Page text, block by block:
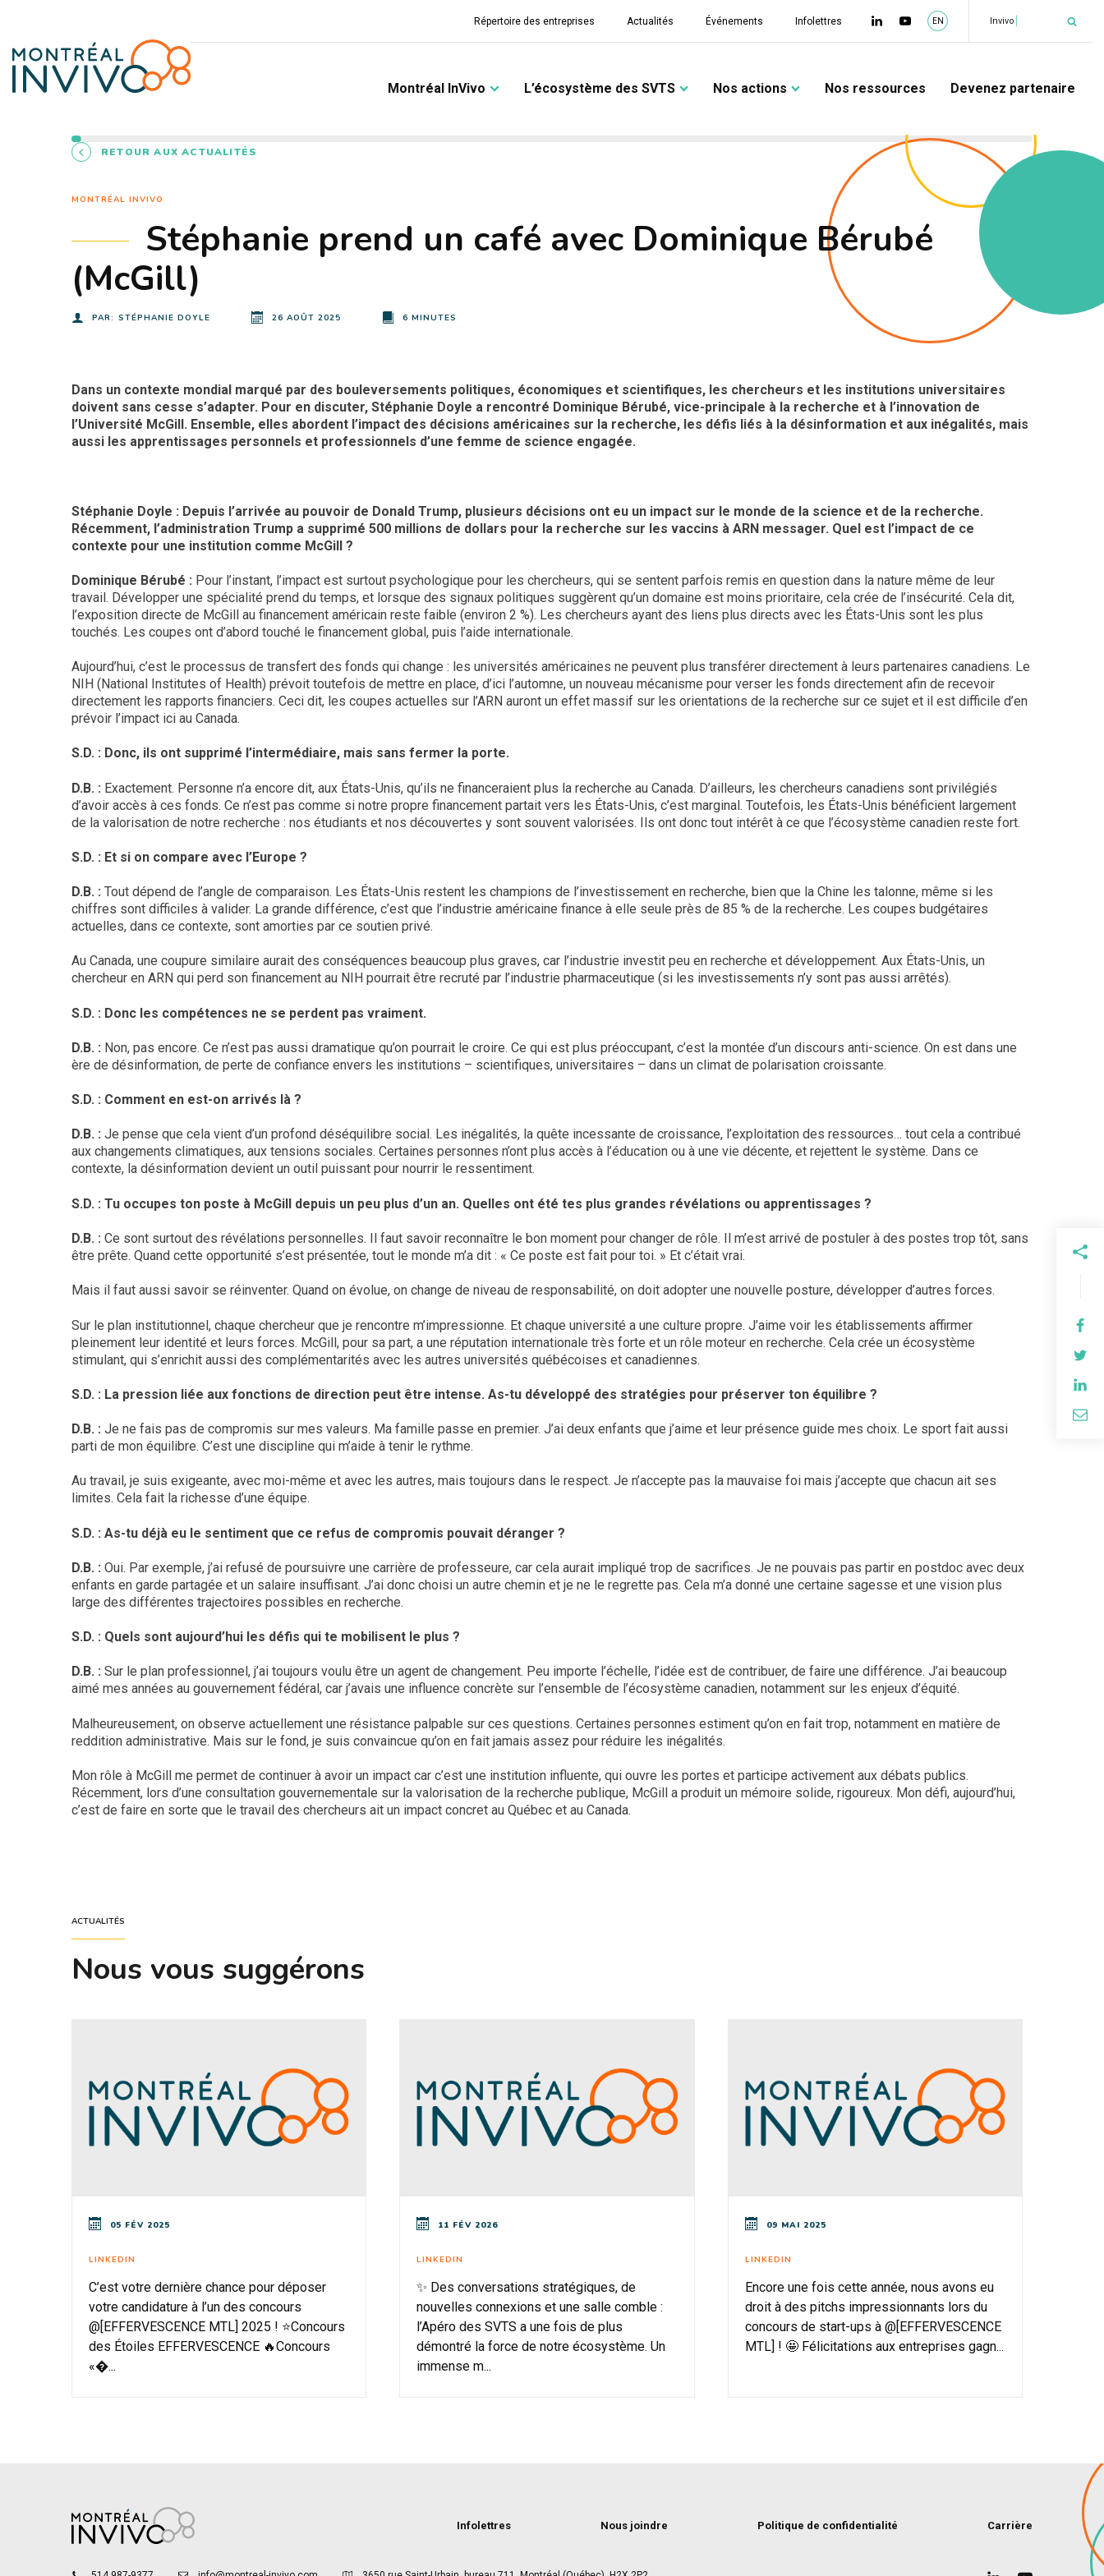
Répertoire des entreprises Actualités Événements Infolettres EN Invivo |
Montréal InVivo L’écosystème des SVTS Nos actions Nos ressources Devenez partenaire
RETOUR AUX ACTUALITÉS
MONTRÉAL INVIVO
Stéphanie prend un café avec Dominique Bérubé
(McGill)
PAR: STÉPHANIE DOYLE 26 AOÛT 2025 6 MINUTES
Dans un contexte mondial marqué par des bouleversements politiques, économiques et scientifiques, les chercheurs et les institutions universitaires
doivent sans cesse s’adapter. Pour en discuter, Stéphanie Doyle a rencontré Dominique Bérubé, vice-principale à la recherche et à l’innovation de
l’Université McGill. Ensemble, elles abordent l’impact des décisions américaines sur la recherche, les défis liés à la désinformation et aux inégalités, mais
aussi les apprentissages personnels et professionnels d’une femme de science engagée.
Stéphanie Doyle : Depuis l’arrivée au pouvoir de Donald Trump, plusieurs décisions ont eu un impact sur le monde de la science et de la recherche.
Récemment, l’administration Trump a supprimé 500 millions de dollars pour la recherche sur les vaccins à ARN messager. Quel est l’impact de ce
contexte pour une institution comme McGill ?
Dominique Bérubé : Pour l’instant, l’impact est surtout psychologique pour les chercheurs, qui se sentent parfois remis en question dans la nature même de leur
travail. Développer une spécialité prend du temps, et lorsque des signaux politiques suggèrent qu’un domaine est moins prioritaire, cela crée de l’insécurité. Cela dit,
l’exposition directe de McGill au financement américain reste faible (environ 2 %). Les chercheurs ayant des liens plus directs avec les États-Unis sont les plus
touchés. Les coupes ont d’abord touché le financement global, puis l’aide internationale.
Aujourd’hui, c’est le processus de transfert des fonds qui change : les universités américaines ne peuvent plus transférer directement à leurs partenaires canadiens. Le
NIH (National Institutes of Health) prévoit toutefois de mettre en place, d’ici l’automne, un nouveau mécanisme pour verser les fonds directement afin de recevoir
directement les rapports financiers. Ceci dit, les coupes actuelles sur l’ARN auront un effet massif sur les orientations de la recherche sur ce sujet et il est difficile d’en
prévoir l’impact ici au Canada.
S.D. : Donc, ils ont supprimé l’intermédiaire, mais sans fermer la porte.
D.B. : Exactement. Personne n’a encore dit, aux États-Unis, qu’ils ne financeraient plus la recherche au Canada. D’ailleurs, les chercheurs canadiens sont privilégiés
d’avoir accès à ces fonds. Ce n’est pas comme si notre propre financement partait vers les États-Unis, c’est marginal. Toutefois, les États-Unis bénéficient largement
de la valorisation de notre recherche : nos étudiants et nos découvertes y sont souvent valorisées. Ils ont donc tout intérêt à ce que l’écosystème canadien reste fort.
S.D. : Et si on compare avec l’Europe ?
D.B. : Tout dépend de l’angle de comparaison. Les États-Unis restent les champions de l’investissement en recherche, bien que la Chine les talonne, même si les
chiffres sont difficiles à valider. La grande différence, c’est que l’industrie américaine finance à elle seule près de 85 % de la recherche. Les coupes budgétaires
actuelles, dans ce contexte, sont amorties par ce soutien privé.
Au Canada, une coupure similaire aurait des conséquences beaucoup plus graves, car l’industrie investit peu en recherche et développement. Aux États-Unis, un
chercheur en ARN qui perd son financement au NIH pourrait être recruté par l’industrie pharmaceutique (si les investissements n’y sont pas aussi arrêtés).
S.D. : Donc les compétences ne se perdent pas vraiment.
D.B. : Non, pas encore. Ce n’est pas aussi dramatique qu’on pourrait le croire. Ce qui est plus préoccupant, c’est la montée d’un discours anti-science. On est dans une
ère de désinformation, de perte de confiance envers les institutions – scientifiques, universitaires – dans un climat de polarisation croissante.
S.D. : Comment en est-on arrivés là ?
D.B. : Je pense que cela vient d’un profond déséquilibre social. Les inégalités, la quête incessante de croissance, l’exploitation des ressources… tout cela a contribué
aux changements climatiques, aux tensions sociales. Certaines personnes n’ont plus accès à l’éducation ou à une vie décente, et rejettent le système. Dans ce
contexte, la désinformation devient un outil puissant pour nourrir le ressentiment.
S.D. : Tu occupes ton poste à McGill depuis un peu plus d’un an. Quelles ont été tes plus grandes révélations ou apprentissages ?
D.B. : Ce sont surtout des révélations personnelles. Il faut savoir reconnaître le bon moment pour changer de rôle. Il m’est arrivé de postuler à des postes trop tôt, sans
être prête. Quand cette opportunité s’est présentée, tout le monde m’a dit : « Ce poste est fait pour toi. » Et c’était vrai.
Mais il faut aussi savoir se réinventer. Quand on évolue, on change de niveau de responsabilité, on doit adopter une nouvelle posture, développer d’autres forces.
Sur le plan institutionnel, chaque chercheur que je rencontre m’impressionne. Et chaque université a une culture propre. J’aime voir les établissements affirmer
pleinement leur identité et leurs forces. McGill, pour sa part, a une réputation internationale très forte et un rôle moteur en recherche. Cela crée un écosystème
stimulant, qui s’enrichit aussi des complémentarités avec les autres universités québécoises et canadiennes.
S.D. : La pression liée aux fonctions de direction peut être intense. As-tu développé des stratégies pour préserver ton équilibre ?
D.B. : Je ne fais pas de compromis sur mes valeurs. Ma famille passe en premier. J’ai deux enfants que j’aime et leur présence guide mes choix. Le sport fait aussi
parti de mon équilibre. C’est une discipline qui m’aide à tenir le rythme.
Au travail, je suis exigeante, avec moi-même et avec les autres, mais toujours dans le respect. Je n’accepte pas la mauvaise foi mais j’accepte que chacun ait ses
limites. Cela fait la richesse d’une équipe.
S.D. : As-tu déjà eu le sentiment que ce refus de compromis pouvait déranger ?
D.B. : Oui. Par exemple, j’ai refusé de poursuivre une carrière de professeure, car cela aurait impliqué trop de sacrifices. Je ne pouvais pas partir en postdoc avec deux
enfants en garde partagée et un salaire insuffisant. J’ai donc choisi un autre chemin et je ne le regrette pas. Cela m’a donné une certaine sagesse et une vision plus
large des différentes trajectoires possibles en recherche.
S.D. : Quels sont aujourd’hui les défis qui te mobilisent le plus ?
D.B. : Sur le plan professionnel, j’ai toujours voulu être un agent de changement. Peu importe l’échelle, l’idée est de contribuer, de faire une différence. J’ai beaucoup
aimé mes années au gouvernement fédéral, car j’avais une influence concrète sur l’ensemble de l’écosystème canadien, notamment sur les enjeux d’équité.
Malheureusement, on observe actuellement une résistance palpable sur ces questions. Certaines personnes estiment qu’on en fait trop, notamment en matière de
reddition administrative. Mais sur le fond, je suis convaincue qu’on en fait jamais assez pour réduire les inégalités.
Mon rôle à McGill me permet de continuer à avoir un impact car c’est une institution influente, qui ouvre les portes et participe activement aux débats publics.
Récemment, lors d’une consultation gouvernementale sur la valorisation de la recherche publique, McGill a produit un mémoire solide, rigoureux. Mon défi, aujourd’hui,
c’est de faire en sorte que le travail des chercheurs ait un impact concret au Québec et au Canada.
ACTUALITÉS
Nous vous suggérons
05 FÉV 2025
LINKEDIN
C’est votre dernière chance pour déposer
votre candidature à l’un des concours
@[EFFERVESCENCE MTL] 2025 ! ⭐Concours
des Étoiles EFFERVESCENCE 🔥Concours
«�...
11 FÉV 2026
LINKEDIN
✨ Des conversations stratégiques, de
nouvelles connexions et une salle comble :
l’Apéro des SVTS a une fois de plus
démontré la force de notre écosystème. Un
immense m...
09 MAI 2025
LINKEDIN
Encore une fois cette année, nous avons eu
droit à des pitchs impressionnants lors du
concours de start-ups à @[EFFERVESCENCE
MTL] ! 🤩 Félicitations aux entreprises gagn...
Infolettres Nous joindre Politique de confidentialité Carrière